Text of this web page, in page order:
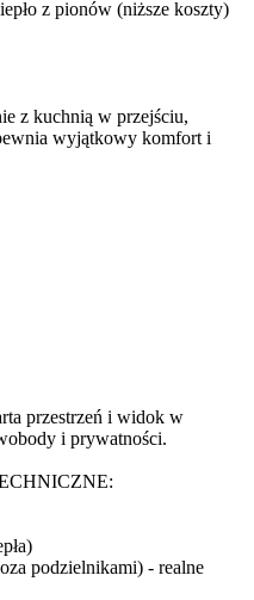
z pionów (niższe koszty)
z kuchnią w przejściu,
wyjątkowy komfort i
przestrzeń i widok w
i prywatności.
podzielnikami) - realne